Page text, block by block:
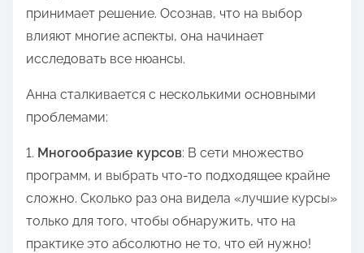
ь
ю
принимает решение. Осознав, что на выбор
влияют многие аспекты, она начинает
исследовать все нюансы.
Анна сталкивается с несколькими основными
проблемами:
1. Многообразие курсов: В сети множество
программ, и выбрать что-то подходящее крайне
сложно. Сколько раз она видела «лучшие курсы»
только для того, чтобы обнаружить, что на
практике это абсолютно не то, что ей нужно!